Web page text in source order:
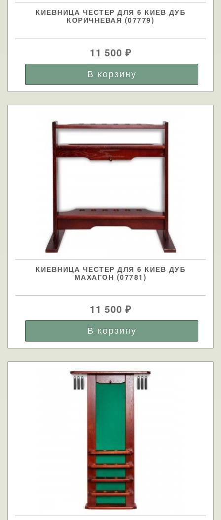
КИЕВНИЦА ЧЕСТЕР ДЛЯ 6 КИЕВ ДУБ
КОРИЧНЕВАЯ (07779)
11 500₽
КИЕВНИЦА ЧЕСТЕР ДЛЯ 6 КИЕВ ДУБ
МАХАГОН (07781)
11 500₽